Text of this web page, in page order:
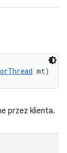
mt)
przez klienta.